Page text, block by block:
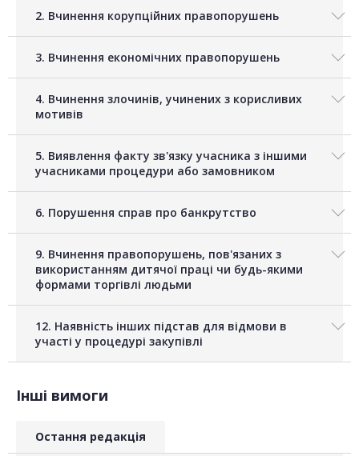
2. Вчинення корупційних правопорушень
3. Вчинення економічних правопорушень
4. Вчинення злочинів, учинених з корисливих
мотивів
5. Виявлення факту зв'язку учасника з іншими
учасниками процедури або замовником
6. Порушення справ про банкрутство
9. Вчинення правопорушень, пов'язаних з
використанням дитячої праці чи будь-якими
формами торгівлі людьми
12. Наявність інших підстав для відмови в
участі у процедурі закупівлі
Інші вимоги
Остання редакція